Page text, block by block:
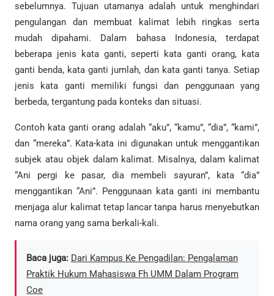
sebelumnya. Tujuan utamanya adalah untuk menghindari
pengulangan dan membuat kalimat lebih ringkas serta
mudah dipahami. Dalam bahasa Indonesia, terdapat
beberapa jenis kata ganti, seperti kata ganti orang, kata
ganti benda, kata ganti jumlah, dan kata ganti tanya. Setiap
jenis kata ganti memiliki fungsi dan penggunaan yang
berbeda, tergantung pada konteks dan situasi.
Contoh kata ganti orang adalah “aku”, “kamu”, “dia”, “kami”,
dan “mereka”. Kata-kata ini digunakan untuk menggantikan
subjek atau objek dalam kalimat. Misalnya, dalam kalimat
“Ani pergi ke pasar, dia membeli sayuran”, kata “dia”
menggantikan “Ani”. Penggunaan kata ganti ini membantu
menjaga alur kalimat tetap lancar tanpa harus menyebutkan
nama orang yang sama berkali-kali.
Baca juga: Dari Kampus Ke Pengadilan: Pengalaman
Praktik Hukum Mahasiswa Fh UMM Dalam Program
Coe